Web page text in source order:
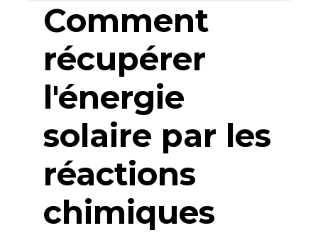
Comment
récupérer
l'énergie
solaire par les
réactions
chimiques